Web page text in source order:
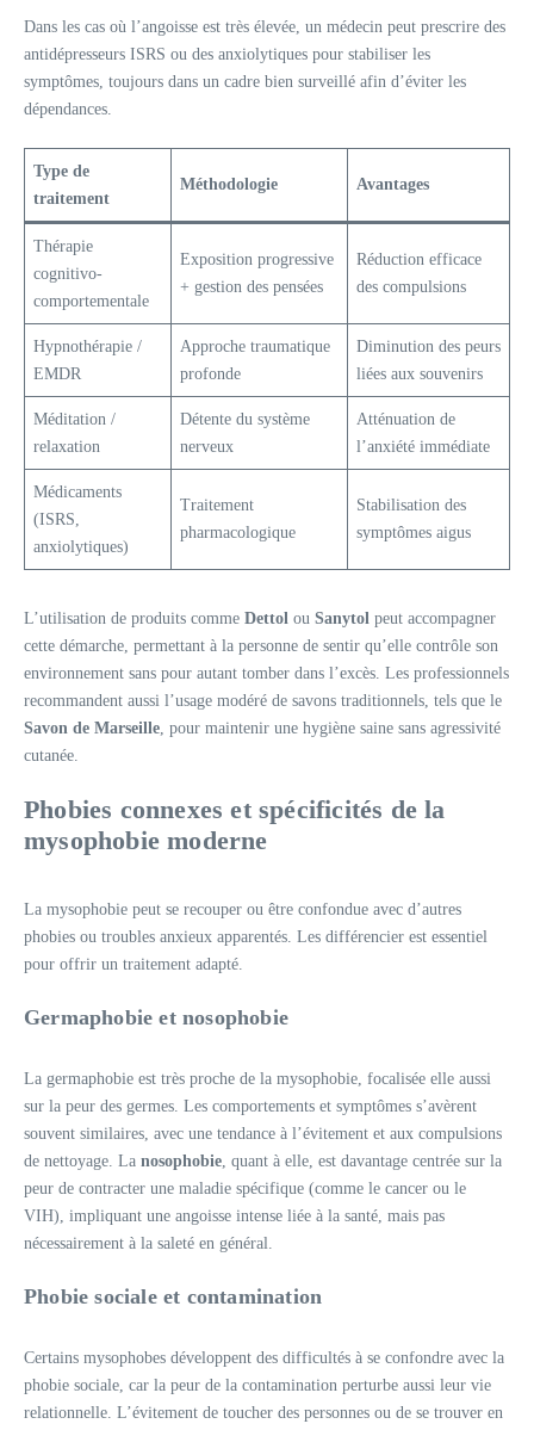
Dans les cas où l’angoisse est très élevée, un médecin peut prescrire des
antidépresseurs ISRS ou des anxiolytiques pour stabiliser les
symptômes, toujours dans un cadre bien surveillé afin d’éviter les
dépendances.
Type de
traitement
Méthodologie Avantages
Thérapie
cognitivo-
comportementale
Exposition progressive
+ gestion des pensées
Réduction efficace
des compulsions
Hypnothérapie /
EMDR
Approche traumatique
profonde
Diminution des peurs
liées aux souvenirs
Méditation /
relaxation
Détente du système
nerveux
Atténuation de
l’anxiété immédiate
Médicaments
(ISRS,
anxiolytiques)
Traitement
pharmacologique
Stabilisation des
symptômes aigus
L’utilisation de produits comme Dettol ou Sanytol peut accompagner
cette démarche, permettant à la personne de sentir qu’elle contrôle son
environnement sans pour autant tomber dans l’excès. Les professionnels
recommandent aussi l’usage modéré de savons traditionnels, tels que le
Savon de Marseille, pour maintenir une hygiène saine sans agressivité
cutanée.
Phobies connexes et spécificités de la
mysophobie moderne
La mysophobie peut se recouper ou être confondue avec d’autres
phobies ou troubles anxieux apparentés. Les différencier est essentiel
pour offrir un traitement adapté.
Germaphobie et nosophobie
La germaphobie est très proche de la mysophobie, focalisée elle aussi
sur la peur des germes. Les comportements et symptômes s’avèrent
souvent similaires, avec une tendance à l’évitement et aux compulsions
de nettoyage. La nosophobie, quant à elle, est davantage centrée sur la
peur de contracter une maladie spécifique (comme le cancer ou le
VIH), impliquant une angoisse intense liée à la santé, mais pas
nécessairement à la saleté en général.
Phobie sociale et contamination
Certains mysophobes développent des difficultés à se confondre avec la
phobie sociale, car la peur de la contamination perturbe aussi leur vie
relationnelle. L’évitement de toucher des personnes ou de se trouver en